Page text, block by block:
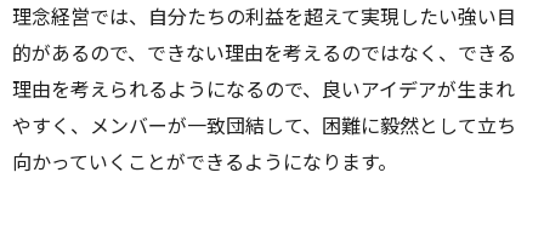
理念経営では、自分たちの利益を超えて実現したい強い目
的があるので、できない理由を考えるのではなく、できる
理由を考えられるようになるので、良いアイデアが生まれ
やすく、メンバーが一致団結して、困難に毅然として立ち
向かっていくことができるようになります。